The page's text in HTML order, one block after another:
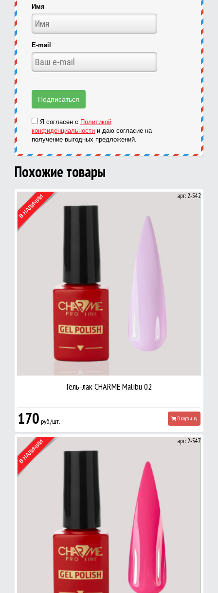
Имя
E-mail
Я согласен с Политикой
конфиденциальности и даю согласие на
получение выгодных предложений.
Похожие товары
арт: 2-542
Гель-лак CHARME Malibu 02
170 руб./шт. В корзину
арт: 2-547